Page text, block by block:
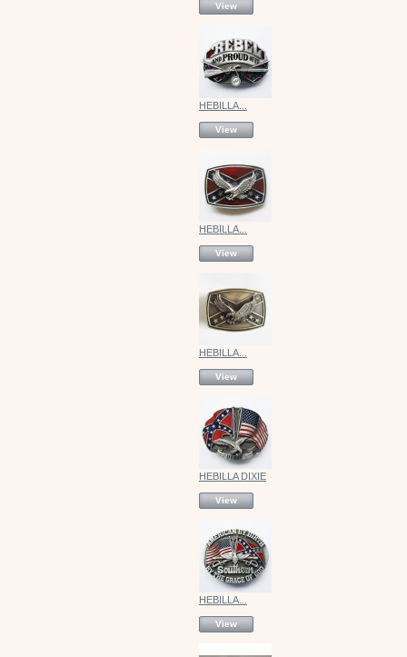
View
HEBILLA...
View
HEBILLA...
View
HEBILLA...
View
HEBILLA DIXIE
View
HEBILLA...
View